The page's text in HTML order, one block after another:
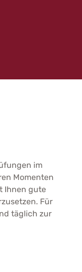
im
Momenten
Ihnen gute
Für
täglich zur